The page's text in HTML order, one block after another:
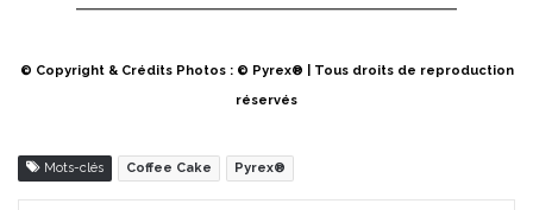
© Copyright & Crédits Photos : © Pyrex® | Tous droits de reproduction
réservés
Mots-clés Coffee Cake Pyrex®